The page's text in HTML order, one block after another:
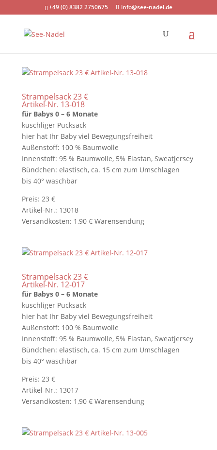
+49 (0) 8382 2750675 info@see-nadel.de
Strampelsack 23 €
Artikel-Nr. 13-018
für Babys 0 – 6 Monate
kuschliger Pucksack
hier hat Ihr Baby viel Bewegungsfreiheit
Außenstoff: 100 % Baumwolle
Innenstoff: 95 % Baumwolle, 5% Elastan, Sweatjersey
Bündchen: elastisch, ca. 15 cm zum Umschlagen
bis 40° waschbar
Preis: 23 €
Artikel-Nr.: 13018
Versandkosten: 1,90 € Warensendung
Strampelsack 23 €
Artikel-Nr. 12-017
für Babys 0 – 6 Monate
kuschliger Pucksack
hier hat Ihr Baby viel Bewegungsfreiheit
Außenstoff: 100 % Baumwolle
Innenstoff: 95 % Baumwolle, 5% Elastan, Sweatjersey
Bündchen: elastisch, ca. 15 cm zum Umschlagen
bis 40° waschbar
Preis: 23 €
Artikel-Nr.: 13017
Versandkosten: 1,90 € Warensendung